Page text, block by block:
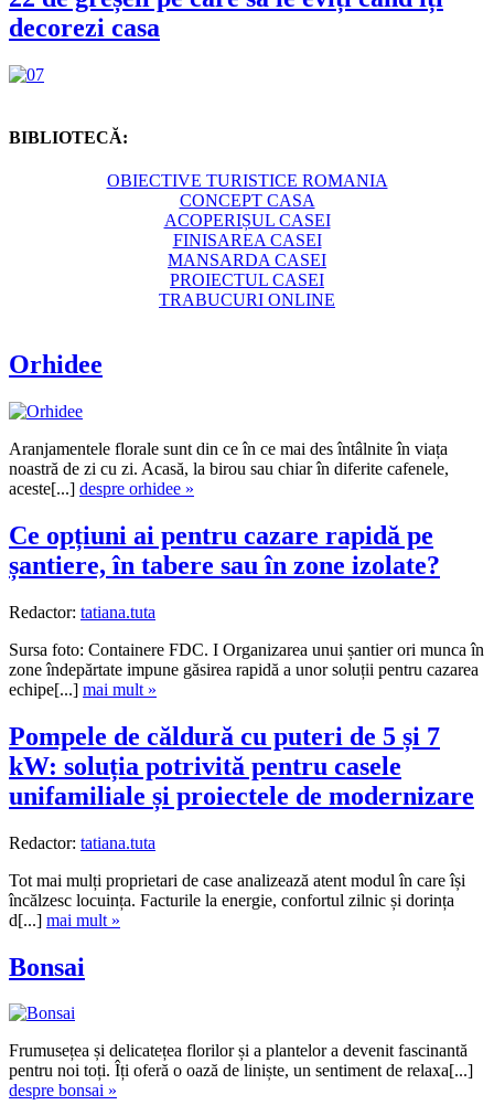
decorezi casa
BIBLIOTECĂ:
OBIECTIVE TURISTICE ROMANIA
CONCEPT CASA
ACOPERIȘUL CASEI
FINISAREA CASEI
MANSARDA CASEI
PROIECTUL CASEI
TRABUCURI ONLINE
Orhidee
Aranjamentele florale sunt din ce în ce mai des întâlnite în viața
noastră de zi cu zi. Acasă, la birou sau chiar în diferite cafenele,
aceste[...] despre orhidee »
Ce opțiuni ai pentru cazare rapidă pe
șantiere, în tabere sau în zone izolate?
Redactor: tatiana.tuta
Sursa foto: Containere FDC. I Organizarea unui șantier ori munca în
zone îndepărtate impune găsirea rapidă a unor soluții pentru cazarea
echipe[...] mai mult »
Pompele de căldură cu puteri de 5 și 7
kW: soluția potrivită pentru casele
unifamiliale și proiectele de modernizare
Redactor: tatiana.tuta
Tot mai mulți proprietari de case analizează atent modul în care își
încălzesc locuința. Facturile la energie, confortul zilnic și dorința
d[...] mai mult »
Bonsai
Frumusețea și delicatețea florilor și a plantelor a devenit fascinantă
pentru noi toți. Îți oferă o oază de liniște, un sentiment de relaxa[...]
despre bonsai »